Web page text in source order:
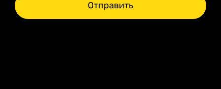
Отправить